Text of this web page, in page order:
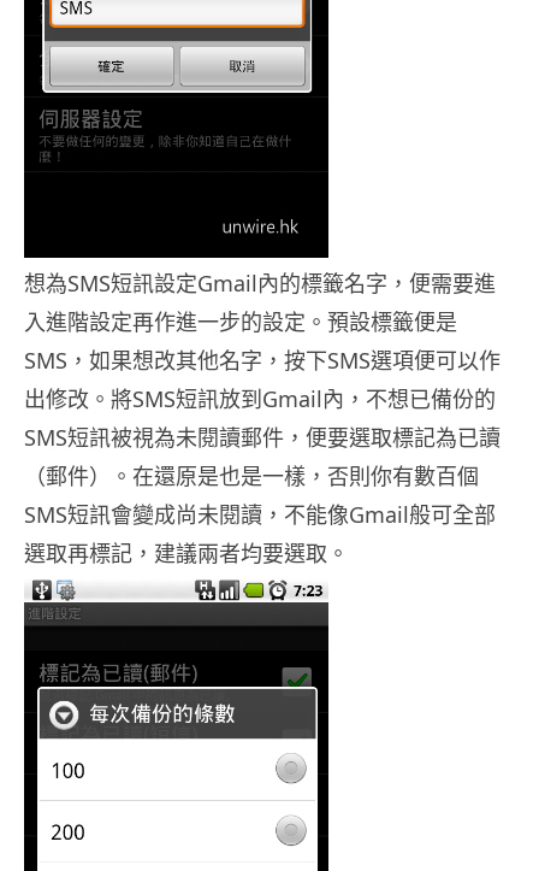
想為SMS短訊設定Gmail內的標籤名字，便需要進
入進階設定再作進一步的設定。預設標籤便是
SMS，如果想改其他名字，按下SMS選項便可以作
出修改。將SMS短訊放到Gmail內，不想已備份的
SMS短訊被視為未閱讀郵件，便要選取標記為已讀
（郵件）。在還原是也是一樣，否則你有數百個
SMS短訊會變成尚未閱讀，不能像Gmail般可全部
選取再標記，建議兩者均要選取。